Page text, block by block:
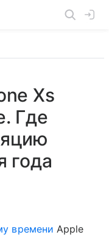
Xs
Где
года
времени Apple